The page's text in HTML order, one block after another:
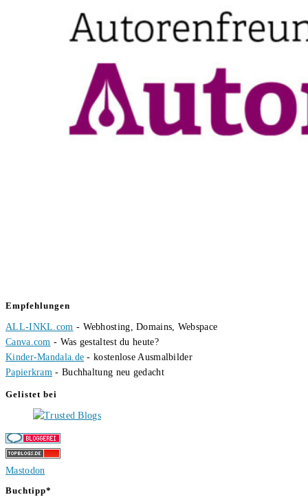
Empfehlungen
ALL-INKL.com - Webhosting, Domains, Webspace
Canva.com - Was gestaltest du heute?
Kinder-Mandala.de - kostenlose Ausmalbilder
Papierkram - Buchhaltung neu gedacht
Gelistet bei
Mastodon
Buchtipp*